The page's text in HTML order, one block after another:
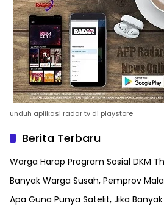
unduh aplikasi radar tv di playstore
Berita Terbaru
Warga Harap Program Sosial DKM
Banyak Warga Susah, Pemprov
Apa Guna Punya Satelit, Jika